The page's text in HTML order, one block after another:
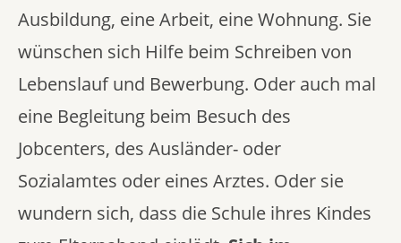
Ausbildung, eine Arbeit, eine Wohnung. Sie
wünschen sich Hilfe beim Schreiben von
Lebenslauf und Bewerbung. Oder auch mal
eine Begleitung beim Besuch des
Jobcenters, des Ausländer- oder
Sozialamtes oder eines Arztes. Oder sie
wundern sich, dass die Schule ihres Kindes